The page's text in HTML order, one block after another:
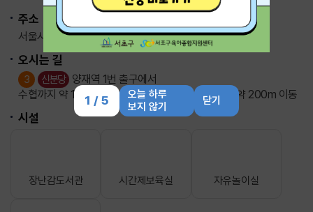
주소
서울시 서초구 남부순환로 347길 46
오시는 길
3 신분당 양재역 1번 출구에서
수협까지 약 120m 이동 후 오른쪽 큰 골목 오른쪽길 약 200m 이동
시설
장난감도서관 시간제보육실 자유놀이실
1 / 5
오늘 하루
보지 않기
닫기